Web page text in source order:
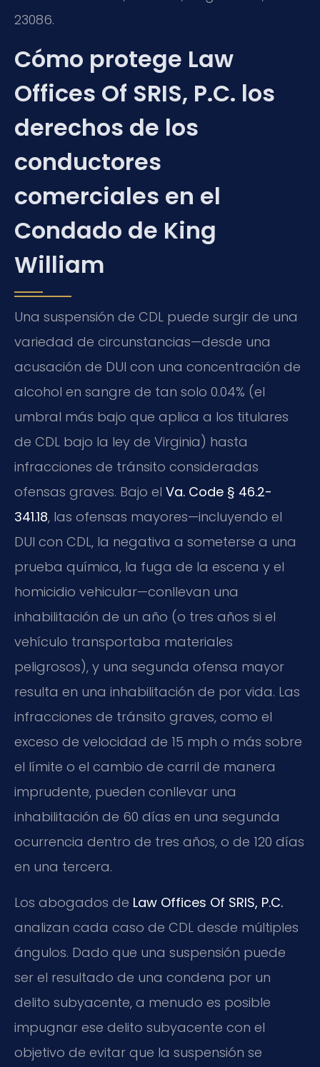
23086.
Cómo protege Law
Offices Of SRIS, P.C. los
derechos de los
conductores
comerciales en el
Condado de King
William
Una suspensión de CDL puede surgir de una
variedad de circunstancias—desde una
acusación de DUI con una concentración de
alcohol en sangre de tan solo 0.04% (el
umbral más bajo que aplica a los titulares
de CDL bajo la ley de Virginia) hasta
infracciones de tránsito consideradas
ofensas graves. Bajo el Va. Code § 46.2-
341.18, las ofensas mayores—incluyendo el
DUI con CDL, la negativa a someterse a una
prueba química, la fuga de la escena y el
homicidio vehicular—conllevan una
inhabilitación de un año (o tres años si el
vehículo transportaba materiales
peligrosos), y una segunda ofensa mayor
resulta en una inhabilitación de por vida. Las
infracciones de tránsito graves, como el
exceso de velocidad de 15 mph o más sobre
el límite o el cambio de carril de manera
imprudente, pueden conllevar una
inhabilitación de 60 días en una segunda
ocurrencia dentro de tres años, o de 120 días
en una tercera.
Los abogados de Law Offices Of SRIS, P.C.
analizan cada caso de CDL desde múltiples
ángulos. Dado que una suspensión puede
ser el resultado de una condena por un
delito subyacente, a menudo es posible
impugnar ese delito subyacente con el
objetivo de evitar que la suspensión se